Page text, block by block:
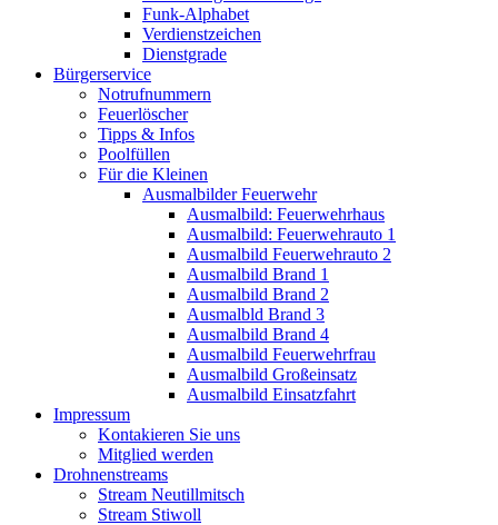
Funk-Alphabet
Verdienstzeichen
Dienstgrade
Bürgerservice
Notrufnummern
Feuerlöscher
Tipps & Infos
Poolfüllen
Für die Kleinen
Ausmalbilder Feuerwehr
Ausmalbild: Feuerwehrhaus
Ausmalbild: Feuerwehrauto 1
Ausmalbild Feuerwehrauto 2
Ausmalbild Brand 1
Ausmalbild Brand 2
Ausmalbld Brand 3
Ausmalbild Brand 4
Ausmalbild Feuerwehrfrau
Ausmalbild Großeinsatz
Ausmalbild Einsatzfahrt
Impressum
Kontakieren Sie uns
Mitglied werden
Drohnenstreams
Stream Neutillmitsch
Stream Stiwoll